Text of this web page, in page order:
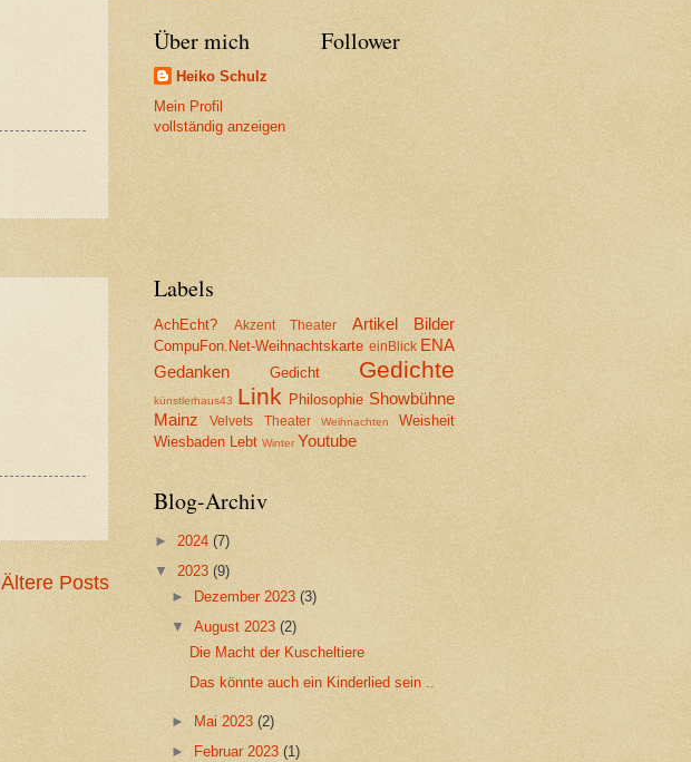
Ältere Posts
Über mich
Heiko Schulz
Mein Profil
vollständig anzeigen
Follower
Labels
AchEcht? Akzent Theater Artikel Bilder
CompuFon.Net-Weihnachtskarte einBlick ENA
Gedanken
Gedicht Gedichte
künstlerhaus43 Link Philosophie Showbühne
Mainz
Velvets Theater Weihnachten
Weisheit
Wiesbaden Lebt Winter Youtube
Blog-Archiv
► 2024 (7)
▼ 2023 (9)
►
Dezember 2023(3)
▼August 2023(2)
Die Macht der Kuscheltiere
Das könnte auch ein Kinderlied sein ..
► Mai 2023(2)
►
Februar 2023(1)